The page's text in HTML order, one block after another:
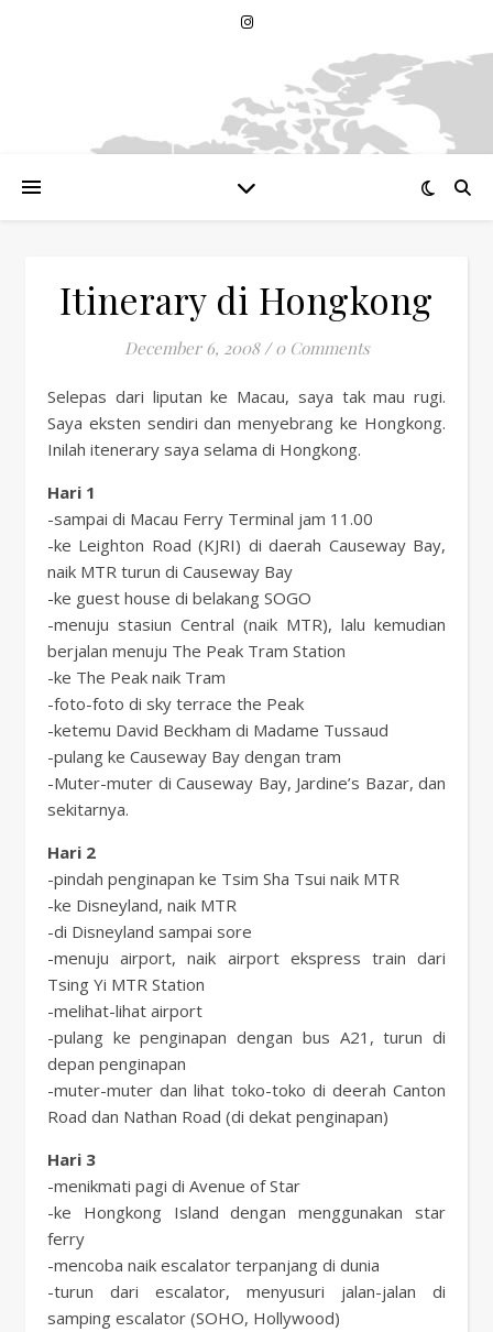
Itinerary di Hongkong
December 6, 2008 / 0 Comments
Selepas dari liputan ke Macau, saya tak mau rugi.
Saya eksten sendiri dan menyebrang ke Hongkong.
Inilah itenerary saya selama di Hongkong.
Hari 1
-sampai di Macau Ferry Terminal jam 11.00
-ke Leighton Road (KJRI) di daerah Causeway Bay,
naik MTR turun di Causeway Bay
-ke guest house di belakang SOGO
-menuju stasiun Central (naik MTR), lalu kemudian
berjalan menuju The Peak Tram Station
-ke The Peak naik Tram
-foto-foto di sky terrace the Peak
-ketemu David Beckham di Madame Tussaud
-pulang ke Causeway Bay dengan tram
-Muter-muter di Causeway Bay, Jardine’s Bazar, dan
sekitarnya.
Hari 2
-pindah penginapan ke Tsim Sha Tsui naik MTR
-ke Disneyland, naik MTR
-di Disneyland sampai sore
-menuju airport, naik airport ekspress train dari
Tsing Yi MTR Station
-melihat-lihat airport
-pulang ke penginapan dengan bus A21, turun di
depan penginapan
-muter-muter dan lihat toko-toko di deerah Canton
Road dan Nathan Road (di dekat penginapan)
Hari 3
-menikmati pagi di Avenue of Star
-ke Hongkong Island dengan menggunakan star
ferry
-mencoba naik escalator terpanjang di dunia
-turun dari escalator, menyusuri jalan-jalan di
samping escalator (SOHO, Hollywood)